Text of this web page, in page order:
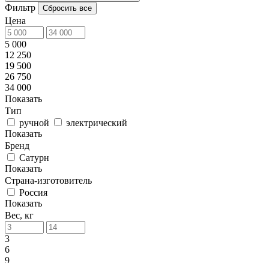
Фильтр Сбросить все
Цена
5 000
12 250
19 500
26 750
34 000
Показать
Тип
ручной
электрический
Показать
Бренд
Сатурн
Показать
Страна-изготовитель
Россия
Показать
Вес, кг
3
6
9